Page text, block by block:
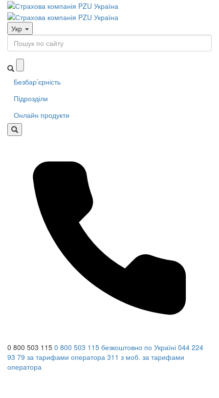
Укр
Безбар’єрність
Підрозділи
Онлайн продукти
0 800 503 115 0 800 503 115 безкоштовно по Україні 044 224
93 79 за тарифами оператора 311 з моб. за тарифами
оператора